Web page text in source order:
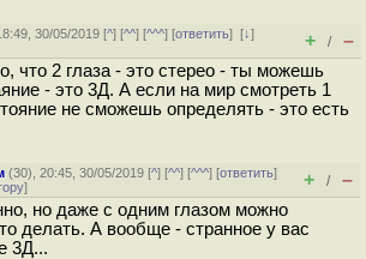
30/05/2019 [^] [^^] [^^^] [ответить][↓]
+ / –
что 2 глаза - это стерео - ты можешь
- это 3Д. А если на мир смотреть 1
не сможешь определять - это есть
(30), 20:45, 30/05/2019 [^] [^^] [^^^] [ответить]
] + / –
но даже с одним глазом можно
делать. А вообще - странное у вас
3Д...